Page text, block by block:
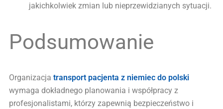
jakichkolwiek zmian lub nieprzewidzianych sytuacji.
Podsumowanie
Organizacja transport pacjenta z niemiec do polski
wymaga dokładnego planowania i współpracy z
profesjonalistami, którzy zapewnią bezpieczeństwo i